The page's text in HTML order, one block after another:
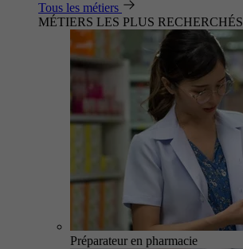
Tous les métiers
MÉTIERS LES PLUS RECHERCHÉS
Préparateur en pharmacie